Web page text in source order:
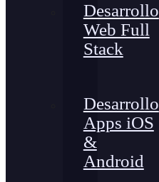
Desarrollo
Web Full
Stack
Desarrollo
Apps iOS
&
Android